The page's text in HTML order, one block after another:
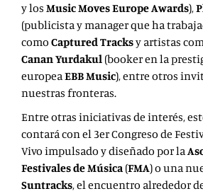
y los Music Moves Europe Awards),
(publicista y managerque ha
como Captured Tracksy artistas
Canan Yurdakul (booker en la
europeaEBB Music), entre otros
nuestras fronteras.
Entre otras iniciativas de interés,
contará con el3er Congreso de
Vivo impulsado y diseñado por la
Festivales de Música (FMA) o una
Suntracks, el encuentro alrededor